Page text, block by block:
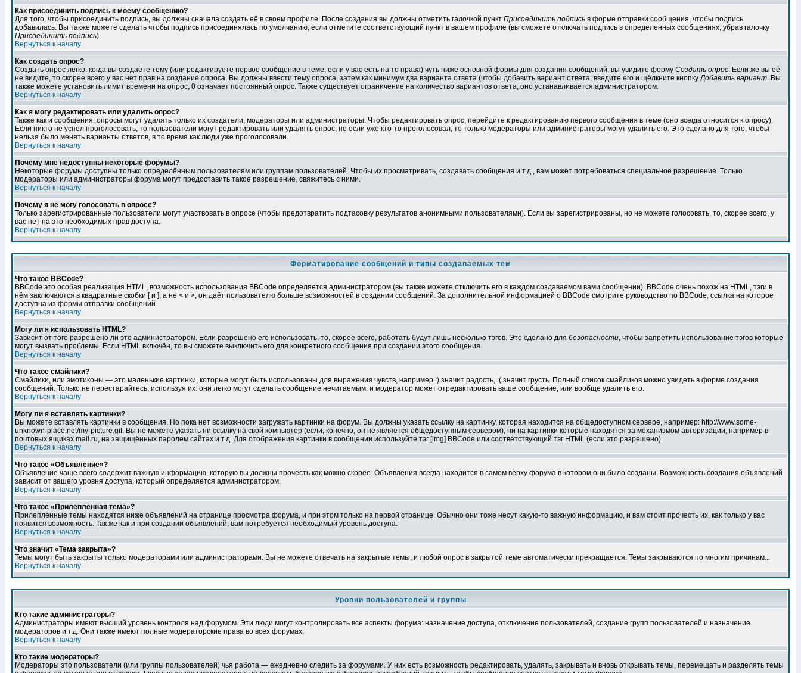
Как присоединить подпись к моему сообщению?
Для того, чтобы присоединить подпись, вы должны сначала создать её в своем профиле. После создания вы должны отметить галочкой пункт Присоединить подпись в форме отправки сообщения, чтобы подпись
добавилась. Вы также можете сделать чтобы подпись присоединялась по умолчанию, если отметите соответствующий пункт в вашем профиле (вы сможете отключать подпись в определенных сообщениях, убрав галочку
Присоединить подпись)
Вернуться к началу
Как создать опрос?
Создать опрос легко: когда вы создаёте тему (или редактируете первое сообщение в теме, если у вас есть на то права) чуть ниже основной формы для создания сообщений, вы увидите форму Создать опрос. Если же вы её
не видите, то скорее всего у вас нет прав на создание опроса. Вы должны ввести тему опроса, затем как минимум два варианта ответа (чтобы добавить вариант ответа, введите его и щёлкните кнопкуДобавить вариант. Вы
также можете установить лимит времени на опрос, 0 означает постоянный опрос. Также существует ограничение на количество вариантов ответа, оно устанавливается администратором.
Вернуться к началу
Как я могу редактировать или удалить опрос?
Также как и сообщения, опросы могут удалять только их создатели, модераторы или администраторы. Чтобы редактировать опрос, перейдите к редактированию первого сообщения в теме (оно всегда относится к опросу).
Если никто не успел проголосовать, то пользователи могут редактировать или удалять опрос, но если уже кто-то проголосовал, то только модераторы или администраторы могут удалить его. Это сделано для того, чтобы
нельзя было менять варианты ответов, в то время как люди уже проголосовали.
Вернуться к началу
Почему мне недоступны некоторые форумы?
Некоторые форумы доступны только определённым пользователям или группам пользователей. Чтобы их просматривать, создавать сообщения и т.д., вам может потребоваться специальное разрешение. Только
модераторы или администраторы форума могут предоставить такое разрешение, свяжитесь с ними.
Вернуться к началу
Почему я не могу голосовать в опросе?
Только зарегистрированные пользователи могут участвовать в опросе (чтобы предотвратить подтасовку результатов анонимными пользователями). Если вы зарегистрированы, но не можете голосовать, то, скорее всего, у
вас нет на это необходимых прав доступа.
Вернуться к началу
Форматирование сообщений и типы создаваемых тем
Что такое BBCode?
BBCode это особая реализация HTML, возможность использования BBCode определяется администратором (вы также можете отключить его в каждом создаваемом вами сообщении). BBCode очень похож на HTML, тэги в
нём заключаются в квадратные скобки [ и ], а не < и >, он даёт пользователю больше возможностей в создании сообщений. За дополнительной информацией о BBCode смотрите руководство по BBCode, ссылка на которое
доступна из формы отправки сообщений.
Вернуться к началу
Могу ли я использовать HTML?
Зависит от того разрешено ли это администратором. Если разрешено его использовать, то, скорее всего, работать будут лишь несколько тэгов. Это сделано для безопасности, чтобы запретить использование тэгов которые
могут вызвать проблемы. Если HTML включён, то вы сможете выключить его для конкретного сообщения при создании этого сообщения.
Вернуться к началу
Что такое смайлики?
Смайлики, или эмотиконы — это маленькие картинки, которые могут быть использованы для выражения чувств, например :) значит радость, :( значит грусть. Полный список смайликов можно увидеть в форме создания
сообщений. Только не перестарайтесь, используя их: они легко могут сделать сообщение нечитаемым, и модератор может отредактировать ваше сообщение, или вообще удалить его.
Вернуться к началу
Могу ли я вставлять картинки?
Вы можете вставлять картинки в сообщения. Но пока нет возможности загружать картинки на форум. Вы должны указать ссылку на картинку, которая находится на общедоступном сервере, например: http://www.some-
unknown-place.net/my-picture.gif. Вы не можете указать ни ссылку на свой компьютер (если, конечно, он не является общедоступным сервером), ни на картинки которые находятся за механизмом авторизации, например в
почтовых ящиках mail.ru, на защищённых паролем сайтах и т.д. Для отображения картинки в сообщении используйте тэг [img] BBCode или соответствующий тэг HTML (если это разрешено).
Вернуться к началу
Что такое «Объявление»?
Объявление чаще всего содержит важную информацию, которую вы должны прочесть как можно скорее. Объявления всегда находится в самом верху форума в котором они было созданы. Возможность создания объявлений
зависит от вашего уровня доступа, который определяется администратором.
Вернуться к началу
Что такое «Прилепленная тема»?
Прилепленные темы находятся ниже объявлений на странице просмотра форума, и при этом только на первой странице. Обычно они тоже несут какую-то важную информацию, и вам стоит прочесть их, как только у вас
появится возможность. Так же как и при создании объявлений, вам потребуется необходимый уровень доступа.
Вернуться к началу
Что значит «Тема закрыта»?
Темы могут быть закрыты только модераторами или администраторами. Вы не можете отвечать на закрытые темы, и любой опрос в закрытой теме автоматически прекращается. Темы закрываются по многим причинам...
Вернуться к началу
Уровни пользователей и группы
Кто такие администраторы?
Администраторы имеют высший уровень контроля над форумом. Эти люди могут контролировать все аспекты форума: назначение доступа, отключение пользователей, создание групп пользователей и назначение
модераторов и т.д. Они также имеют полные модераторские права во всех форумах.
Вернуться к началу
Кто такие модераторы?
Модераторы это пользователи (или группы пользователей) чья работа — ежедневно следить за форумами. У них есть возможность редактировать, удалять, закрывать и вновь открывать темы, перемещать и разделять темы